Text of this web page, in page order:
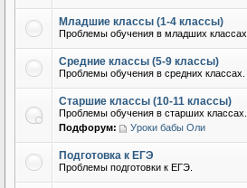
Младшие классы (1-4 классы)
Проблемы обучения в младших классах
Средние классы (5-9 классы)
Проблемы обучения в средних классах.
Старшие классы (10-11 классы)
Проблемы обучения в старших классах.
Подфорум:
Уроки бабы Оли
Подготовка к ЕГЭ
Проблемы подготовки к ЕГЭ.